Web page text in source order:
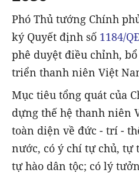
Phó Thủ tướng Chính
ký Quyết định số 1184/
phê duyệt điều chỉnh,
triển thanh niên Việt
Mục tiêu tổng quát của
dựng thế hệ thanh niên
toàn diện về đức - trí -
nước, có ý chí tự chủ,
tự hào dân tộc; có lý